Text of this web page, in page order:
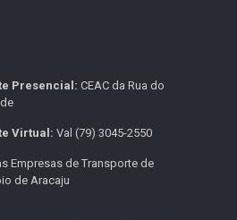
Presencial: CEAC da Rua do
Virtual: Val (79) 3045-2550
Empresas de Transporte de
de Aracaju